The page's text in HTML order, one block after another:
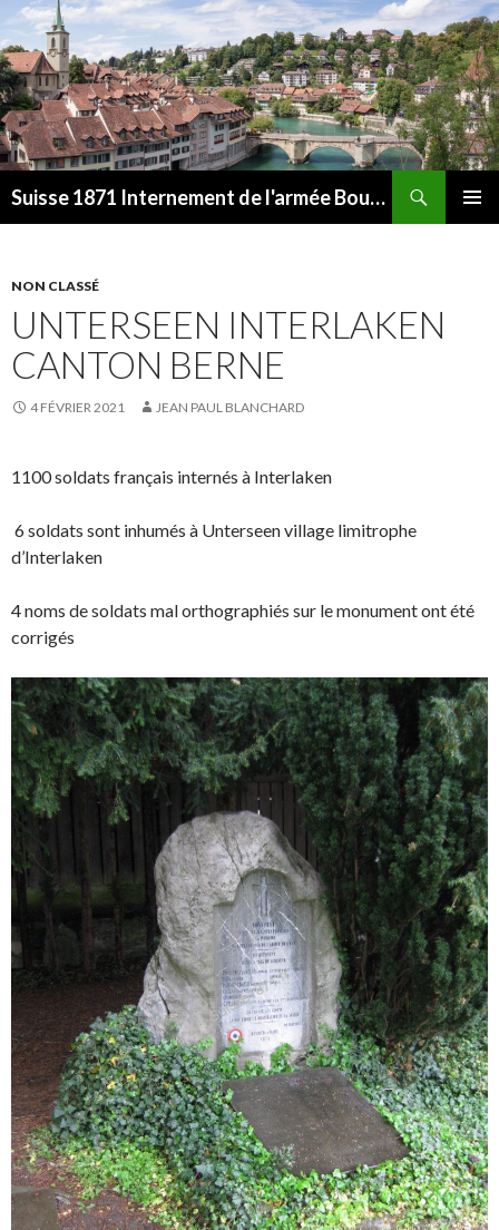
Suisse 1871 Internement de l'armée Bourbaki
NON CLASSÉ
UNTERSEEN INTERLAKEN
CANTON BERNE
4 FÉVRIER 2021 JEAN PAUL BLANCHARD
1100 soldats français internés à Interlaken
6 soldats sont inhumés à Unterseen village limitrophe
d’Interlaken
4 noms de soldats mal orthographiés sur le monument ont été
corrigés